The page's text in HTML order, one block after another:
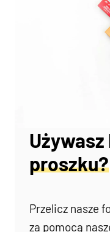
proszku?
Przelicz nasze
za pomocą